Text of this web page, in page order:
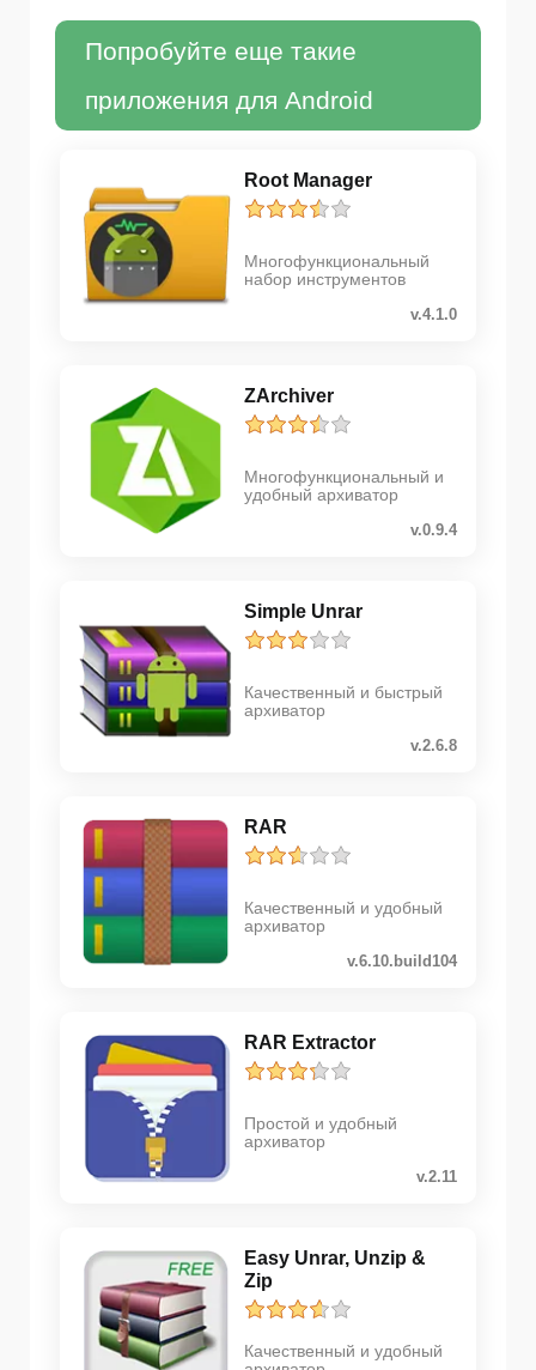
Попробуйте еще такие
приложения для Android
Root Manager
Многофункциональный
набор инструментов
v.4.1.0
ZArchiver
Многофункциональный и
удобный архиватор
v.0.9.4
Simple Unrar
Качественный и быстрый
архиватор
v.2.6.8
RAR
Качественный и удобный
архиватор
v.6.10.build104
RAR Extractor
Простой и удобный
архиватор
v.2.11
Easy Unrar, Unzip &
Zip
Качественный и удобный